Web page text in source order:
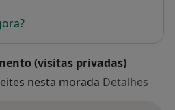
(visitas privadas)
nesta morada Detalhes